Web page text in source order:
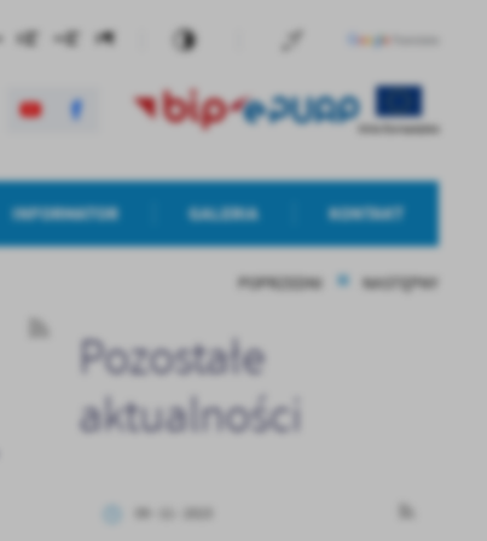
INFORMATOR GALERIA KONTAKT
POPRZEDNI NASTĘPNY
Pozostałe
aktualności